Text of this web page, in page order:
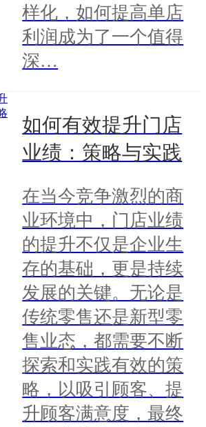
样化，如何提高单店
利润成为了一个值得
深…
如何有效提升门店
业绩：策略与实践
在当今竞争激烈的商
业环境中，门店业绩
的提升不仅是企业生
存的基础，更是持续
发展的关键。无论是
传统零售还是新型零
售业态，都需要不断
探索和实践有效的策
略，以吸引顾客、提
升顾客满意度，最终